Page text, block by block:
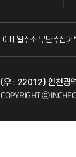
이메일주소 무단수집거
(우 : 22012) 인천광
COPYRIGHT ⓒ